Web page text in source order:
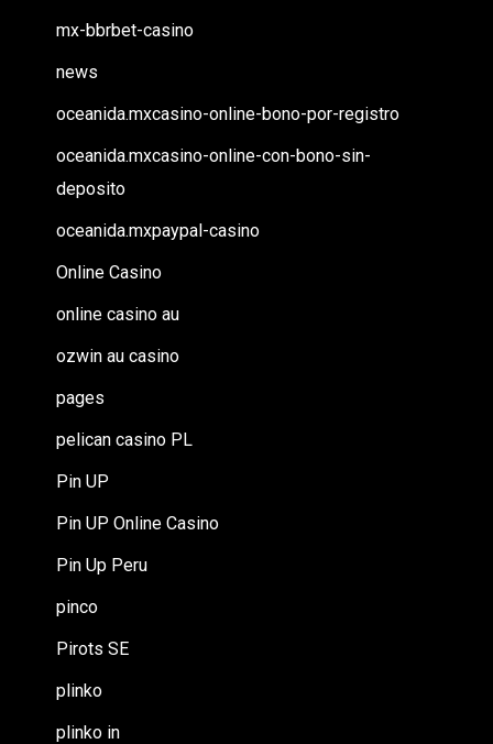
mx-bbrbet-casino
news
oceanida.mxcasino-online-bono-por-registro
oceanida.mxcasino-online-con-bono-sin-
deposito
oceanida.mxpaypal-casino
Online Casino
online casino au
ozwin au casino
pages
pelican casino PL
Pin UP
Pin UP Online Casino
Pin Up Peru
pinco
Pirots SE
plinko
plinko in